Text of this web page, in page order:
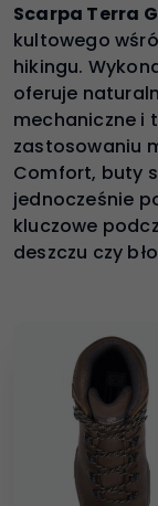
Scarpa Terra
kultowego
hikingu.
oferuje
mechaniczne i
zastosowaniu
Comfort, buty
jednocześnie
kluczowe
deszczu czy